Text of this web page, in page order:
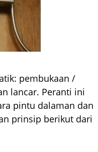
pembukaan /
lancar. Peranti ini
pintu dalaman dan
prinsip berikut dari